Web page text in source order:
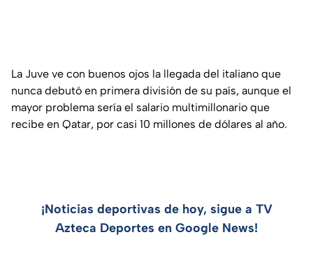
La Juve ve con buenos ojos la llegada del italiano que
nunca debutó en primera división de su país, aunque el
mayor problema sería el salario multimillonario que
recibe en Qatar, por casi 10 millones de dólares al año.
¡Noticias deportivas de hoy, sigue a TV
Azteca Deportes en Google News!